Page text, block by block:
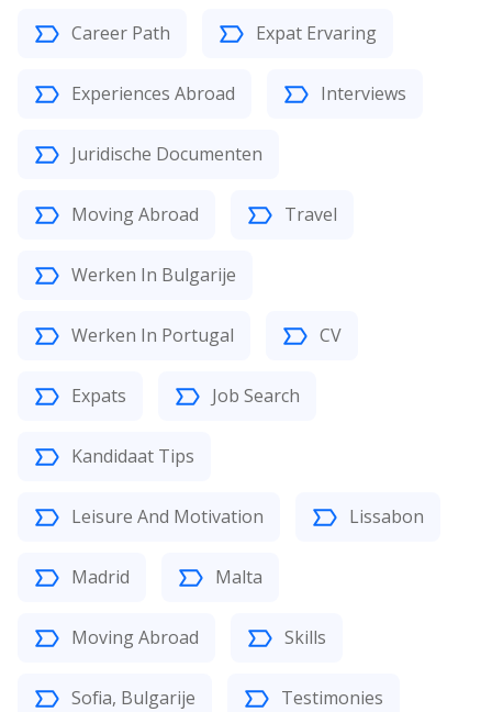
Career Path Expat Ervaring
Experiences Abroad Interviews
Juridische Documenten
Moving Abroad Travel
Werken In Bulgarije
Werken In Portugal CV
Expats Job Search
Kandidaat Tips
Leisure And Motivation Lissabon
Madrid Malta
Moving Abroad Skills
Sofia, Bulgarije Testimonies